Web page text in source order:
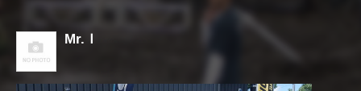
営業日・イベントカレンダー
店舗ご案内
Mr.Ｉ